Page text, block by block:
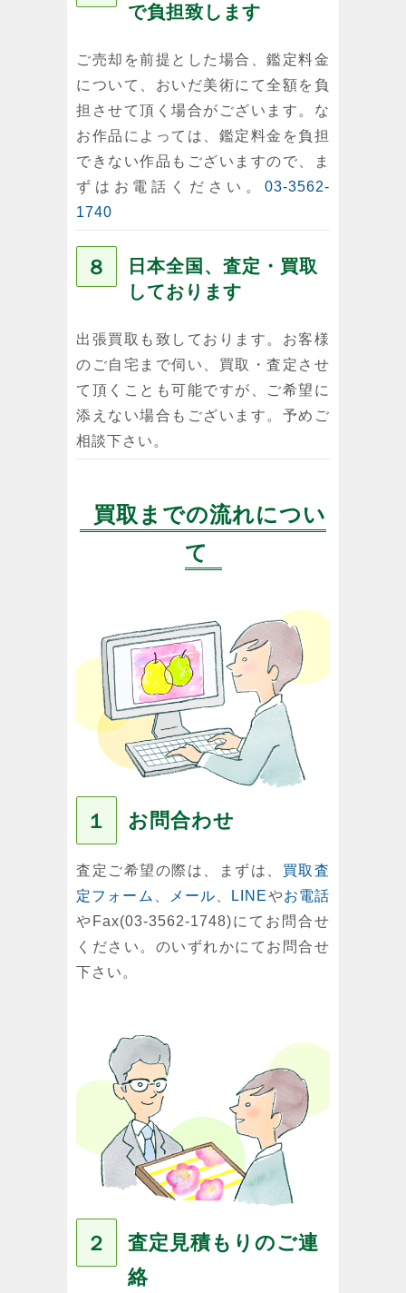
で負担致します
ご売却を前提とした場合、鑑定料金
について、おいだ美術にて全額を負
担させて頂く場合がございます。な
お作品によっては、鑑定料金を負担
できない作品もございますので、ま
ずはお電話ください。 03-3562-
1740
８
日本全国、査定・買取
しております
出張買取も致しております。お客様
のご自宅まで伺い、買取・査定させ
て頂くことも可能ですが、ご希望に
添えない場合もございます。予めご
相談下さい。
買取までの流れについ
て
１ お問合わせ
査定ご希望の際は、まずは、 買取査
定フォーム
メール LINEやお電話
やFax(03-3562-1748)にてお問合せ
ください。のいずれかにてお問合せ
下さい。
２
査定見積もりのご連
絡